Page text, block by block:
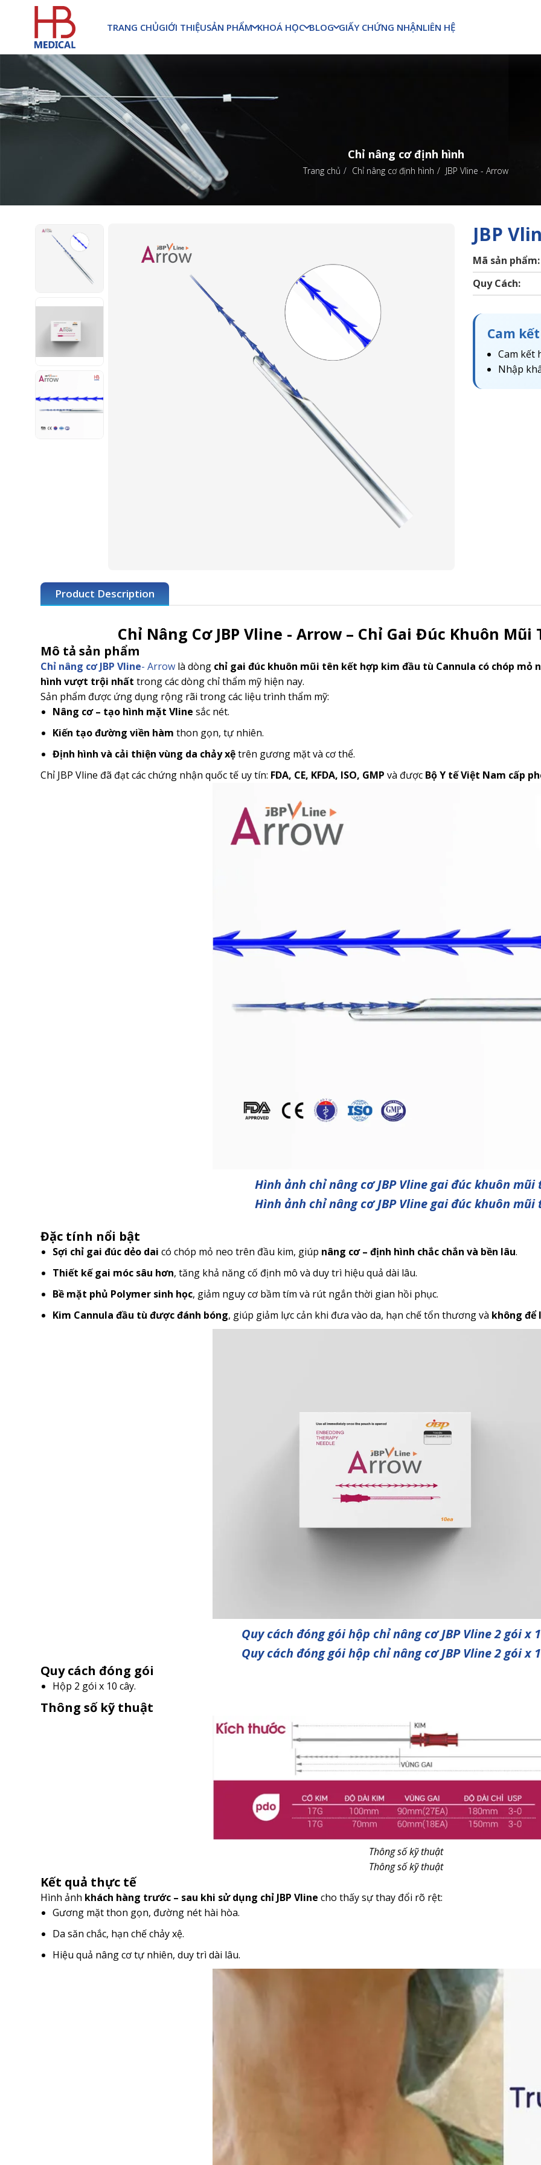
TRANG CHỦGIỚI THIỆUSẢN PHẨM KHOÁ HỌC BLOG GIẤY CHỨNG NHẬNLIÊN HỆ
Chỉ nâng cơ định hình
Trang chủ Chỉ nâng cơ định hình JBP Vline - Arrow
JBP
Mã sản phẩm:
Quy Cách:
Cam
Cam kết
Nhập
Product Description
Chỉ Nâng Cơ JBP Vline - Arrow – Chỉ Gai Đúc Khuôn Mũi
Mô tả sản phẩm
Chỉ nâng cơ JBP Vline- Arrow là dòng chỉ gai đúc khuôn mũi tên kết hợp kim đầu tù Cannula có chóp mỏ
hình vượt trội nhất trong các dòng chỉ thẩm mỹ hiện nay.
Sản phẩm được ứng dụng rộng rãi trong các liệu trình thẩm mỹ:
Nâng cơ – tạo hình mặt Vline sắc nét.
Kiến tạo đường viền hàm thon gọn, tự nhiên.
Định hình và cải thiện vùng da chảy xệtrên gương mặt và cơ thể.
Chỉ JBP Vline đã đạt các chứng nhận quốc tế uy tín: FDA, CE, KFDA, ISO, GMP và được Bộ Y tế Việt Nam cấp
Hình ảnh chỉ nâng cơ JBP Vline gai đúc khuôn mũi
Hình ảnh chỉ nâng cơ JBP Vline gai đúc khuôn mũi
Đặc tính nổi bật
Sợi chỉ gai đúc dẻo dai có chóp mỏ neo trên đầu kim, giúp nâng cơ – định hình chắc chắn và bền lâu.
Thiết kế gai móc sâu hơn, tăng khả năng cố định mô và duy trì hiệu quả dài lâu.
Bề mặt phủ Polymer sinh học, giảm nguy cơ bầm tím và rút ngắn thời gian hồi phục.
Kim Cannula đầu tù được đánh bóng, giúp giảm lực cản khi đưa vào da, hạn chế tổn thương và không để
Quy cách đóng gói hộp chỉ nâng cơ JBP Vline 2 gói x
Quy cách đóng gói hộp chỉ nâng cơ JBP Vline 2 gói x
Quy cách đóng gói
Hộp 2 gói x 10 cây.
Thông số kỹ thuật
Thông số kỹ thuật
Thông số kỹ thuật
Kết quả thực tế
Hình ảnh khách hàng trước – sau khi sử dụng chỉ JBP Vline cho thấy sự thay đổi rõ rệt:
Gương mặt thon gọn, đường nét hài hòa.
Da săn chắc, hạn chế chảy xệ.
Hiệu quả nâng cơ tự nhiên, duy trì dài lâu.